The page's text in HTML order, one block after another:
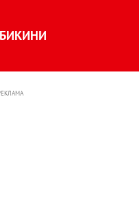
БИКИНИ